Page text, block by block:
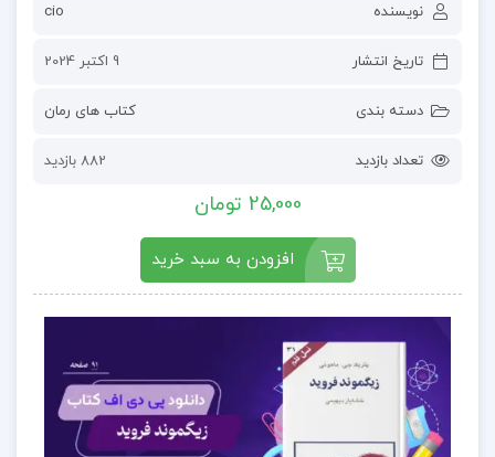
نویسنده cio
تاریخ انتشار 9 اکتبر 2024
دسته بندی کتاب های رمان
تعداد بازدید 882 بازدید
25,000 تومان
افزودن به سبد خرید